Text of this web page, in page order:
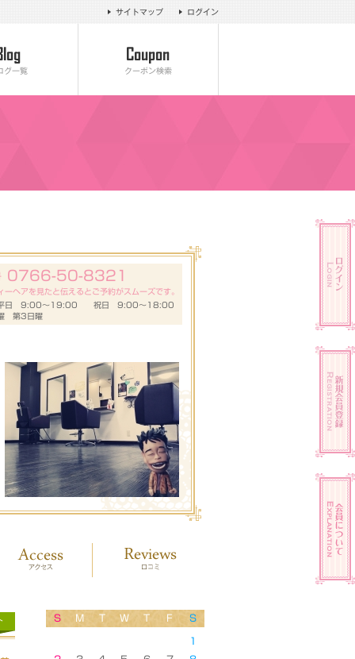
ログイン
サイトマップ
クーポン検索
グ一覧
0766-50-8321
ヘアを見たと伝えるとご予約がスムーズです。
平日 9:00～19:00 祝日 9:00～18:00
第3日曜
S M T W T F S
1